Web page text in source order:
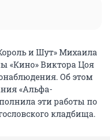
и Шут» Михаила
«Кино» Виктора Цоя
Об этом
«Альфа-
эти работы по
кладбища.